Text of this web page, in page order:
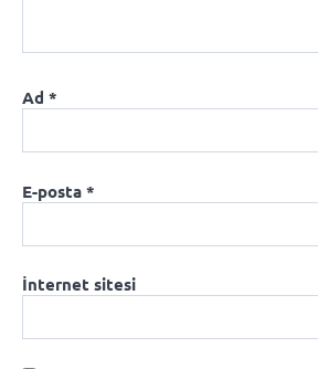
Ad *
E-posta *
İnternet sitesi